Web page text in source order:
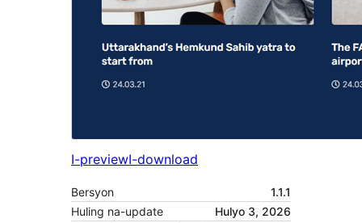
I-previewI-download
Bersyon
1.1.1
Huling na-update
Hulyo 3, 2026